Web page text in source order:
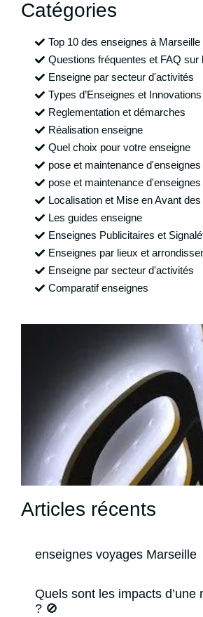
Catégories
Top 10 des enseignes à Marseille
Questions fréquentes et FAQ sur
Enseigne par secteur d'activités
Types d’Enseignes et
Reglementation et démarches
Réalisation enseigne
Quel choix pour votre enseigne
pose et maintenance d'enseignes
pose et maintenance d'enseignes
Localisation et Mise en Avant
Les guides enseigne
Enseignes Publicitaires et
Enseignes par lieux et
Enseigne par secteur d'activités
Comparatif enseignes
Articles récents
enseignes voyages Marseille
Quels sont les impacts
? 🚫